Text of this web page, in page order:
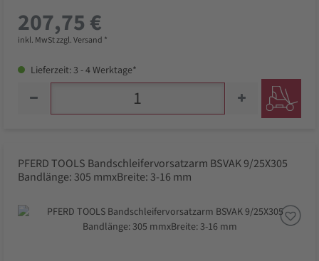
207,75 €
inkl. MwSt zzgl. Versand *
Lieferzeit: 3 - 4 Werktage*
PFERD TOOLS Bandschleifervorsatzarm BSVAK 9/25X305
Bandlänge: 305 mmxBreite: 3-16 mm